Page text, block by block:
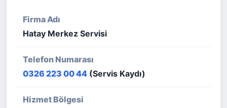
Firma Adı
Hatay Merkez Servisi
Telefon Numarası
0326 223 00 44 (Servis Kaydı)
Hizmet Bölgesi